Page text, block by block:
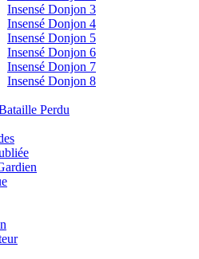
Insensé Donjon 3
Insensé Donjon 4
Insensé Donjon 5
Insensé Donjon 6
Insensé Donjon 7
Insensé Donjon 8
Perdu